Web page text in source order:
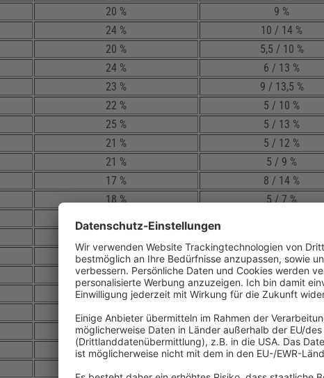
20 % 9 %
24 % 10 / 14 %
20 % 5,5 / 10 %
24 % 6 / 13 %
23 % 9 / 13,5 %
22 % 5 / 10 %
25 % 5 / 13 %
21 % 5 / 12 %
21 % 5 / 9 %
17 % 8 / 14 %
18 % 5 / 7 %
23 % 5 / 8 %
23 % 6 / 13 %
19 % 5 / 9 %
25 % 6 / 12 %
20 % 10 %
22 % 9,5 %